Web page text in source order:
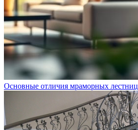
Основные отличия мраморных лестниц